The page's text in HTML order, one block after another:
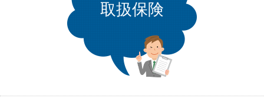
取扱保険